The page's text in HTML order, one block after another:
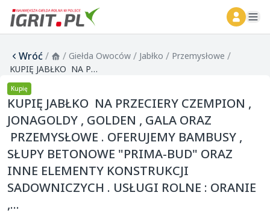
Wróć/ / Giełda Owoców / Jabłko / Przemysłowe /
KUPIĘ JABŁKO NA PRZECIERY CZEMPION , JONAGOLDY , GOLDEN , GALA ORAZ PRZEMYSŁOWE . OFERUJEMY BAMBUSY , SŁUPY BETONOWE "PRIMA-BUD" ORAZ INNE ELEMENTY KONSTRUKCJI SADOWNICZYCH . USŁUGI ROLNE : ORANIE ,...
Kupię
KUPIĘ JABŁKO NA PRZECIERY CZEMPION ,
JONAGOLDY , GOLDEN , GALA ORAZ
PRZEMYSŁOWE . OFERUJEMY BAMBUSY ,
SŁUPY BETONOWE "PRIMA-BUD" ORAZ
INNE ELEMENTY KONSTRUKCJI
SADOWNICZYCH . USŁUGI ROLNE : ORANIE
,...